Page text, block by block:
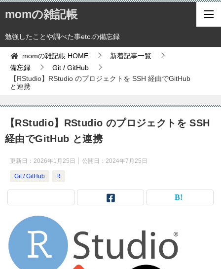
momの雑記帳
勉強したことや調べた事etc.の備忘録
momの雑記帳 HOME
新着記事一覧
備忘録
Git / GitHub
【RStudio】RStudio のプロジェクトを SSH 経由でGitHub
と連携
【RStudio】RStudio のプロジェクトを SSH
経由でGitHub と連携
更新日： 2026年1月25日 公開日： 2024年7月25日
Git / GitHub R